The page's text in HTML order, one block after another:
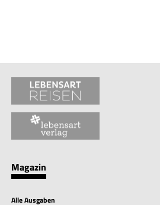
Magazin
Alle Ausgaben